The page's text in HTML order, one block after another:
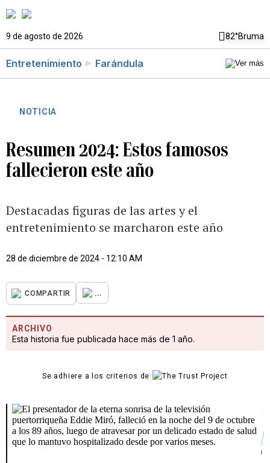
9 de agosto de 2026 82°Bruma
Entretenimiento Farándula
NOTICIA
Resumen 2024: Estos famosos
fallecieron este año
Destacadas figuras de las artes y el
entretenimiento se marcharon este año
28 de diciembre de 2024 - 12:10 AM
COMPARTIR ...
ARCHIVO
Esta historia fue publicada hace más de 1 año.
Se adhiere a los criterios de